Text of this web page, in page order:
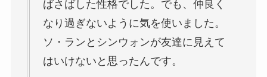
ばさばした性格でした。でも、仲良く
なり過ぎないように気を使いました。
ソ・ランとシンウォンが友達に見えて
はいけないと思ったんです。